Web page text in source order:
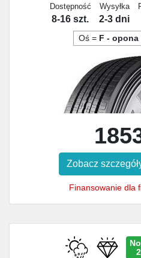
Dostępność
8-16 szt.
Wysyłka
2-3 dni
Oś = F -
Zobacz
Finansowanie dla